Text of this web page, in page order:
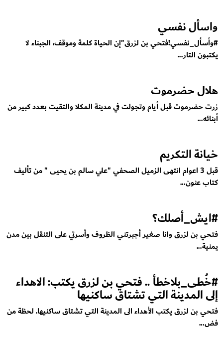
واسأل نفسي
#وأسأل_نفسي!فتحي بن لزرق"إن الحياة كلمة وموقف، الجبناء لا
يكتبون التار...
هلال حضرموت
زرت حضرموت قبل أيام وتجولت في مدينة المكلا والتقيت بعدد كبير من
أبنائه...
خيانة التكريم
قبل 3 اعوام انتهى الزميل الصحفي "علي سالم بن يحيى " من تأليف
كتاب عنون...
#ايش_أصلك؟
فتحي بن لزرق وانا صغير أجبرتني الظروف وأسرتي على التنقل بين مدن
يمنية...
#خُطى_بلاخطأ .. فتحي بن لزرق يكتب: الاهداء
إلى المدينة التي تشتاق ساكنيها
فتحي بن لزرق يكتب الأهداء الى المدينة التي تشتاق ساكنيها. لحظة من
فض...